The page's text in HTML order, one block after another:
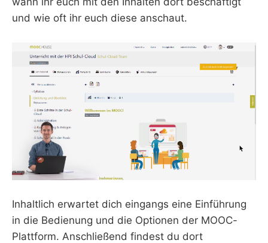
und wie oft ihr euch diese anschaut.
Inhaltlich erwartet dich eingangs eine Einführung
in die Bedienung und die Optionen der MOOC-
Plattform. Anschließend findest du dort